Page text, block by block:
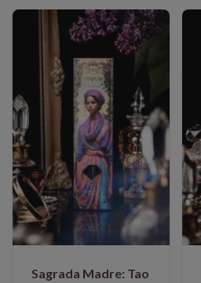
Sagrada Madre: Tao